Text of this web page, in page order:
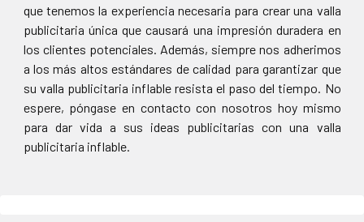
que tenemos la experiencia necesaria para crear una valla
publicitaria única que causará una impresión duradera en
los clientes potenciales. Además, siempre nos adherimos
a los más altos estándares de calidad para garantizar que
su valla publicitaria inflable resista el paso del tiempo. No
espere, póngase en contacto con nosotros hoy mismo
para dar vida a sus ideas publicitarias con una valla
publicitaria inflable.